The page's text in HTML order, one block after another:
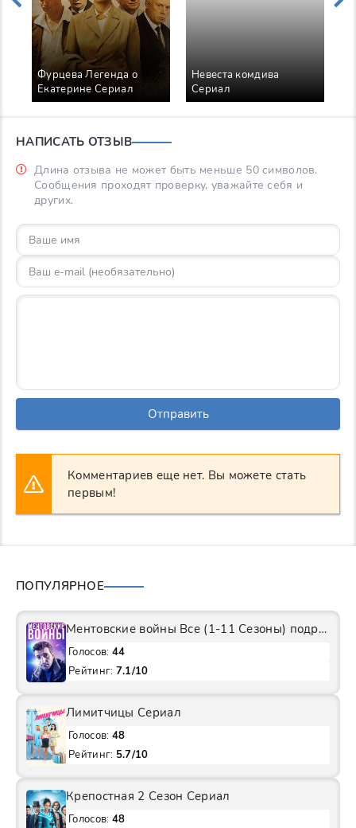
Фурцева Легенда о
Екатерине Сериал
Невеста комдива
Сериал
НАПИСАТЬ ОТЗЫВ
Длина отзыва не может быть меньше 50 символов.
Сообщения проходят проверку, уважайте себя и
других.
Отправить
Комментариев еще нет. Вы можете стать
первым!
ПОПУЛЯРНОЕ
Ментовские войны Все (1-11 Сезоны) подряд Сериал
Голосов: 44
Рейтинг: 7.1/10
Лимитчицы Сериал
Голосов: 48
Рейтинг: 5.7/10
Крепостная 2 Сезон Сериал
Голосов: 48